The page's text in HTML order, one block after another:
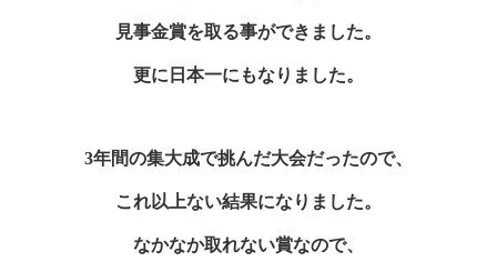
見事金賞を取る事ができました。
更に日本一にもなりました。
3年間の集大成で挑んだ大会だったので、
これ以上ない結果になりました。
なかなか取れない賞なので、